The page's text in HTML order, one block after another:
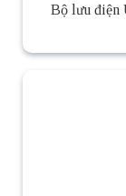
Bộ lưu điện